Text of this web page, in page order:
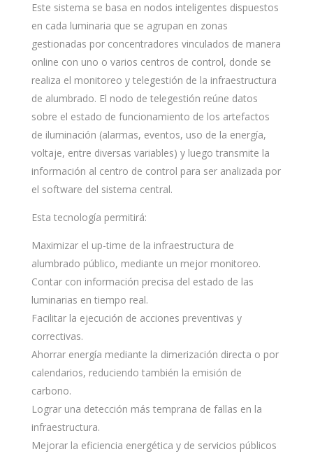
Este sistema se basa en nodos inteligentes dispuestos
en cada luminaria que se agrupan en zonas
gestionadas por concentradores vinculados de manera
online con uno o varios centros de control, donde se
realiza el monitoreo y telegestión de la infraestructura
de alumbrado. El nodo de telegestión reúne datos
sobre el estado de funcionamiento de los artefactos
de iluminación (alarmas, eventos, uso de la energía,
voltaje, entre diversas variables) y luego transmite la
información al centro de control para ser analizada por
el software del sistema central.
Esta tecnología permitirá:
Maximizar el up-time de la infraestructura de
alumbrado público, mediante un mejor monitoreo.
Contar con información precisa del estado de las
luminarias en tiempo real.
Facilitar la ejecución de acciones preventivas y
correctivas.
Ahorrar energía mediante la dimerización directa o por
calendarios, reduciendo también la emisión de
carbono.
Lograr una detección más temprana de fallas en la
infraestructura.
Mejorar la eficiencia energética y de servicios públicos